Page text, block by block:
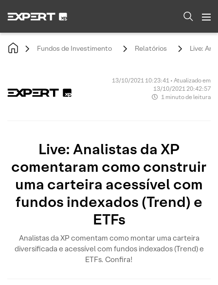
Fundos de Investimento Relatórios Live:
13/10/2021 10:23:41 • Atualizado em
13/10/2021 20:42:57
1 minuto de leitura
Live: Analistas da XP
comentaram como construir
uma carteira acessível com
fundos indexados (Trend) e
ETFs
Analistas da XP comentam como montar uma carteira
diversificada e acessível com fundos indexados (Trend) e
ETFs. Confira!